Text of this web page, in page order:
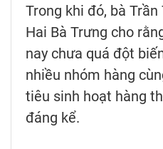
Trong khi đó, bà
Hai Bà Trưng cho
nay chưa quá đột
nhiều nhóm hàng
tiêu sinh hoạt hàng
đáng kể.